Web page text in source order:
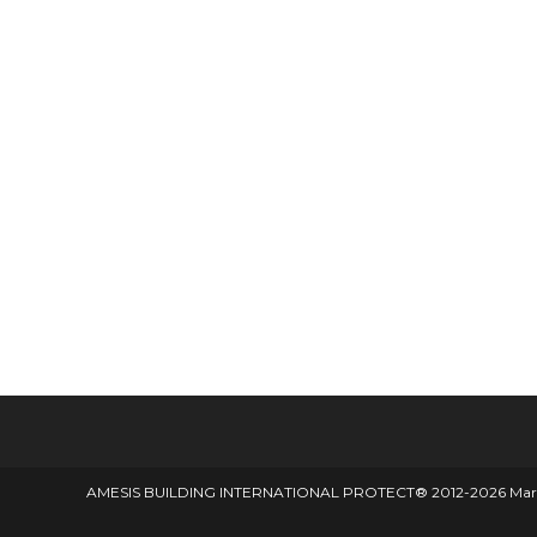
AMESIS BUILDING INTERNATIONAL PROTECT® 2012-2026